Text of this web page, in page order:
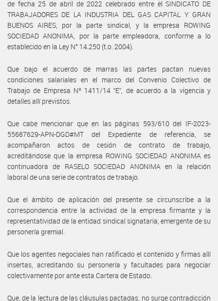
de fecha 25 de abril de 2022 celebrado entre el SINDICATO DE
TRABAJADORES DE LA INDUSTRIA DEL GAS CAPITAL Y GRAN
BUENOS AIRES, por la parte sindical, y la empresa ROWING
SOCIEDAD ANONIMA, por la parte empleadora, conforme a lo
establecido en la Ley N° 14.250 (t.o. 2004).
Que bajo el acuerdo de marras las partes pactan nuevas
condiciones salariales en el marco del Convenio Colectivo de
Trabajo de Empresa Nº 1411/14 “E”, de acuerdo a la vigencia y
detalles allí previstos.
Que cabe mencionar que en las páginas 593/610 del IF-2023-
55687629-APN-DGD#MT del Expediente de referencia, se
acompañaron actos de cesión de contrato de trabajo,
acreditándose que la empresa ROWING SOCIEDAD ANONIMA es
continuadora de RASELO SOCIEDAD ANONIMA en la relación
laboral de una serie de contratos de trabajo.
Que el ámbito de aplicación del presente se circunscribe a la
correspondencia entre la actividad de la empresa firmante y la
representatividad de la entidad sindical signataria, emergente de su
personería gremial.
Que los agentes negociales han ratificado el contenido y firmas allí
insertas, acreditando su personería y facultades para negociar
colectivamente por ante esta Cartera de Estado.
Que, de la lectura de las cláusulas pactadas, no surge contradicción